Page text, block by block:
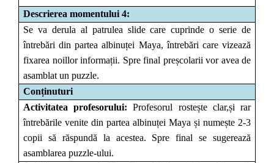
Descrierea momentului 4:
Se va derula al patrulea slide care cuprinde o serie de
întrebări din partea albinuței Maya, întrebări care vizează
fixarea noillor informații. Spre final preșcolarii vor avea de
asamblat un puzzle.
Conținuturi
Activitatea profesorului: Profesorul rostește clar,și rar
întrebările venite din partea albinuței Maya și numește 2-3
copii să răspundă la acestea. Spre final se sugerează
asamblarea puzzle-ului.